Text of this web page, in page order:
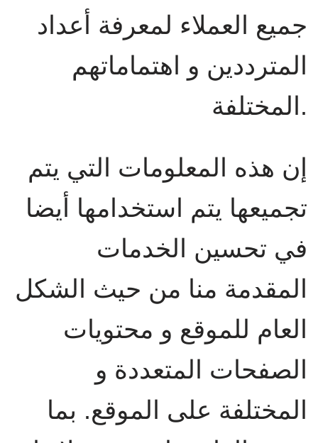
جميع العملاء لمعرفة أعداد
المترددين و اهتماماتهم
المختلفة.
إن هذه المعلومات التي يتم
تجميعها يتم استخدامها أيضا
في تحسين الخدمات
المقدمة منا من حيث الشكل
العام للموقع و محتويات
الصفحات المتعددة و
المختلفة على الموقع. بما